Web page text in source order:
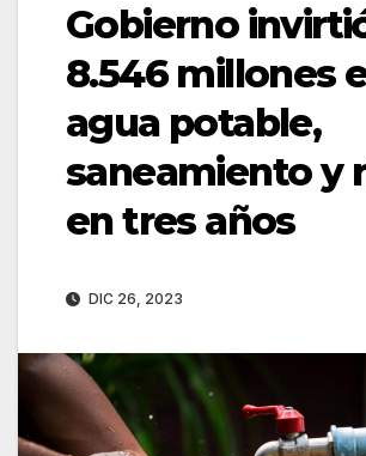
Gobierno
8.546 millones
agua potable,
saneamiento y
en tres años
DIC 26, 2023